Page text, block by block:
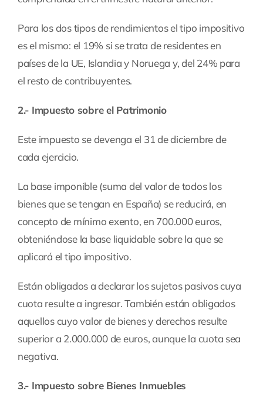
Para los dos tipos de rendimientos el tipo impositivo
es el mismo: el 19% si se trata de residentes en
países de la UE, Islandia y Noruega y, del 24% para
el resto de contribuyentes.
2.- Impuesto sobre el Patrimonio
Este impuesto se devenga el 31 de diciembre de
cada ejercicio.
La base imponible (suma del valor de todos los
bienes que se tengan en España) se reducirá, en
concepto de mínimo exento, en 700.000 euros,
obteniéndose la base liquidable sobre la que se
aplicará el tipo impositivo.
Están obligados a declarar los sujetos pasivos cuya
cuota resulte a ingresar. También están obligados
aquellos cuyo valor de bienes y derechos resulte
superior a 2.000.000 de euros, aunque la cuota sea
negativa.
3.- Impuesto sobre Bienes Inmuebles